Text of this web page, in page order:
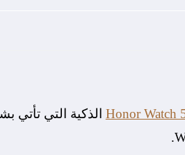
الذكية التي تأتي